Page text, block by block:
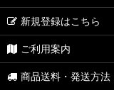
新規登録はこちら
ご利用案内
商品送料・発送方法